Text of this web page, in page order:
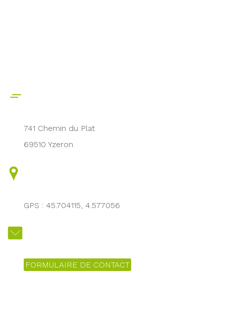
741 Chemin du Plat
69510 Yzeron
GPS : 45.704115, 4.577056
FORMULAIRE DE CONTACT